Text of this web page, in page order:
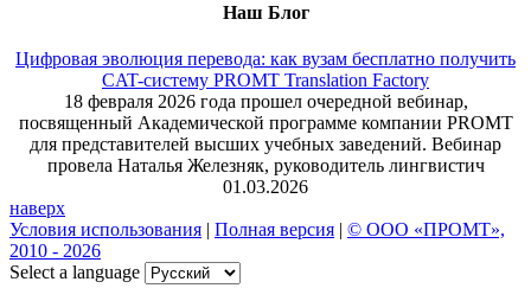
Наш Блог
Цифровая эволюция перевода: как вузам бесплатно получить
CAT-систему PROMT Translation Factory
18 февраля 2026 года прошел очередной вебинар,
посвященный Академической программе компании PROMT
для представителей высших учебных заведений. Вебинар
провела Наталья Железняк, руководитель лингвистич
01.03.2026
наверх
Условия использования | Полная версия | © ООО «ПРОМТ»,
2010 - 2026
Select a language